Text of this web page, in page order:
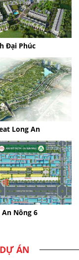
Đại Phúc
Long An
Nông 6
ÁN